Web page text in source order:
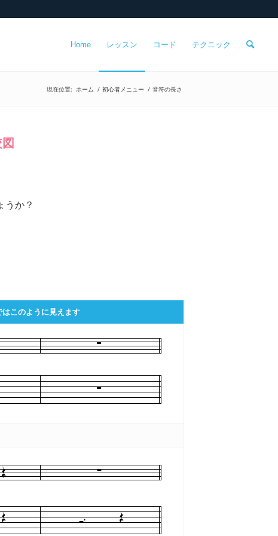
Home レッスン コード テクニック
現在位置: ホーム / 初心者メニュー / 音符の長さ
うか？
はこのように見えます